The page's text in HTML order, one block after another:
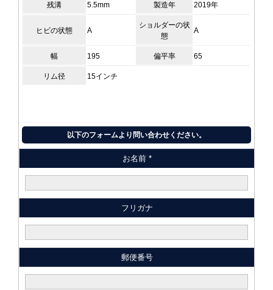
残溝 5.5mm 製造年 2019年
ヒビの状態 A
ショルダーの状
態
A
幅 195 偏平率 65
リム径 15インチ
以下のフォームより問い合わせください。
お名前 *
フリガナ
郵便番号